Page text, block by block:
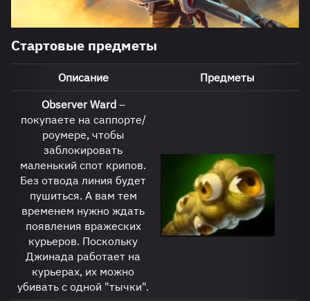
Стартовые предметы
Описание
Предметы
Observer Ward–
покупаете на саппорте/
роумере, чтобы
заблокировать
маленький спот крипов.
Без отвода линия будет
пушиться. А вам тем
временем нужно ждать
появления вражеских
курьеров. Поскольку
Джинада работает на
курьерах, их можно
убивать с одной "тычки".